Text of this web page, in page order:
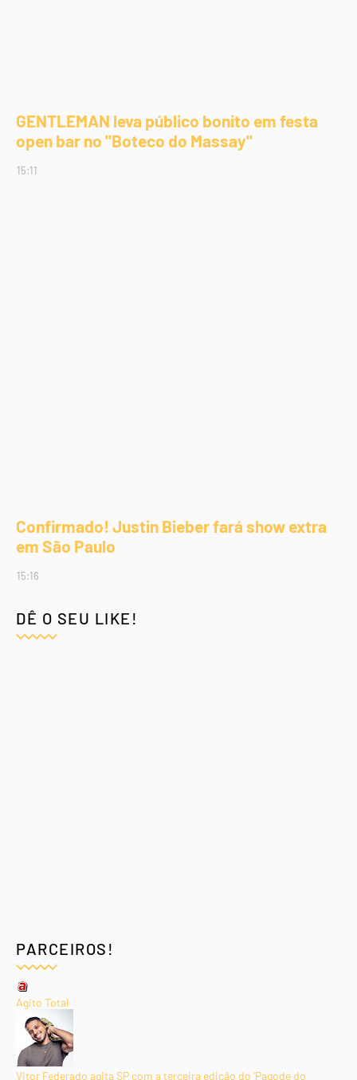
GENTLEMAN leva público bonito em festa
open bar no "Boteco do Massay"
15:11
Confirmado! Justin Bieber fará show extra
em São Paulo
15:16
DÊ O SEU LIKE!
PARCEIROS!
Agito Total
Vitor Federado agita SP com a terceira edição do 'Pagode do